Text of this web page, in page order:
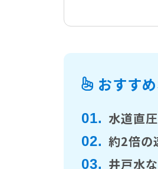
おすす
01. 水道直
02. 約2倍の
03. 井戸水